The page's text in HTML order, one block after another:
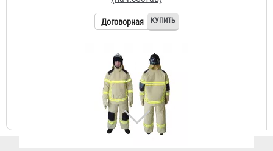
БОП I уровня защиты тип У вид А вид Т, мод. 027
"Реглан"
Договорная